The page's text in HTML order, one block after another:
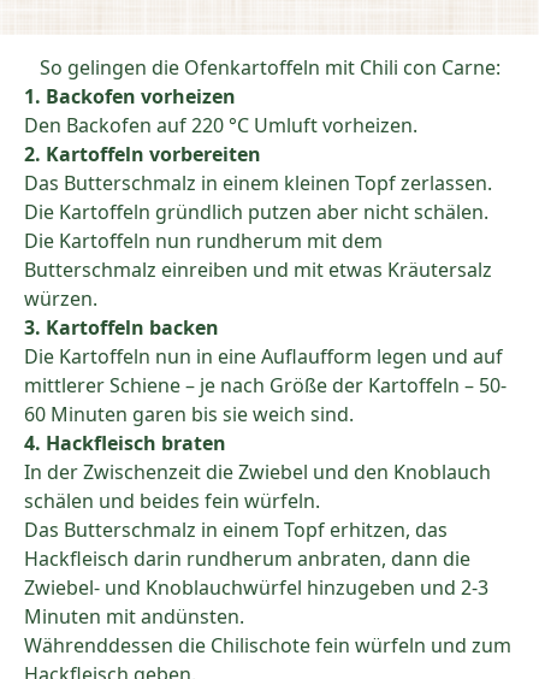
So gelingen die Ofenkartoffeln mit Chili con Carne:
1. Backofen vorheizen
Den Backofen auf 220 °C Umluft vorheizen.
2. Kartoffeln vorbereiten
Das Butterschmalz in einem kleinen Topf zerlassen.
Die Kartoffeln gründlich putzen aber nicht schälen.
Die Kartoffeln nun rundherum mit dem
Butterschmalz einreiben und mit etwas Kräutersalz
würzen.
3. Kartoffeln backen
Die Kartoffeln nun in eine Auflaufform legen und auf
mittlerer Schiene – je nach Größe der Kartoffeln – 50-
60 Minuten garen bis sie weich sind.
4. Hackfleisch braten
In der Zwischenzeit die Zwiebel und den Knoblauch
schälen und beides fein würfeln.
Das Butterschmalz in einem Topf erhitzen, das
Hackfleisch darin rundherum anbraten, dann die
Zwiebel- und Knoblauchwürfel hinzugeben und 2-3
Minuten mit andünsten.
Währenddessen die Chilischote fein würfeln und zum